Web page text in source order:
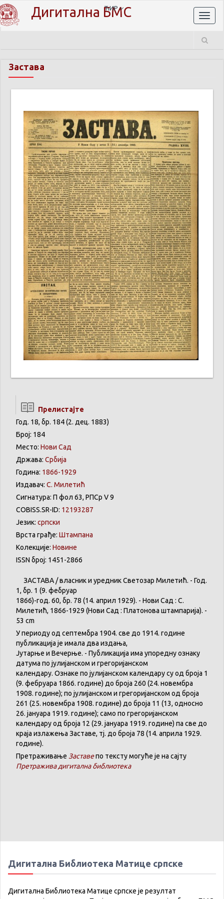
Дигитална БМС
ЋИР
Застава
Прелистајте
Год. 18, бр. 184 (2. дец. 1883)
Број: 184
Место: Нови Сад
Држава: Србија
Година: 1866-1929
Издавач: С. Милетић
Сигнатура: П фол 63, РПСр V 9
COBISS.SR-ID: 12193287
Језик: српски
Врста грађе: Штампана
Колекције: Новине
ISSN број: 1451-2866
ЗАСТАВА /власники уредникСветозар Милетић. - Год.
1, бр. 1 (9. фебруар
1866)-год. 60, бр. 78 (14. април 1929). - Нови Сад : С.
Милетић, 1866-1929 (Нови Сад : Платонова штампарија). -
53 cm
Упериодуод септембра 1904. све до 1914. године
публикација је имала два издања,
Јутарње и Вечерње. - Публикација има упореднуознаку
датума по јулијанском и грегоријанском
календару. Ознаке по јулијанском календару су од броја 1
(9. фебруара 1866. године) до броја 260 (24. новембра
1908. године); по јулијанском и грегоријанском од броја
261 (25. новембра 1908. године) до броја 11 (13, односно
26. јануара 1919. године); само по грегоријанском
календаруод броја 12 (29. јануара 1919. године) па све до
краја излажења Заставе, тј. до броја 78 (14. априла 1929.
године).
Претраживање Заставепо тексту могуће је на сајту
Претражива дигитална библиотека
Дигитална Библиотека Матице српске
Дигитална Библиотека Матице српске је резултат